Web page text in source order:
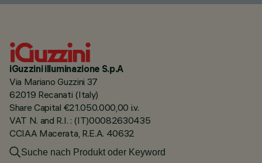
iGuzzini illuminazione S.p.A
Via Mariano Guzzini 37
62019 Recanati (Italy)
Share Capital €21.050.000,00 i.v.
VAT N. and R.I. : (IT)00082630435
CCIAA Macerata, R.E.A. 40632